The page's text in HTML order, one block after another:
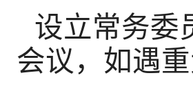
设立常务委
会议，如遇